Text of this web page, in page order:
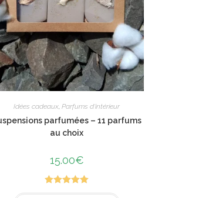
Idées cadeaux Parfums d'intérieur
parfumées – 11 parfums
au choix
15.00€
Note5.00